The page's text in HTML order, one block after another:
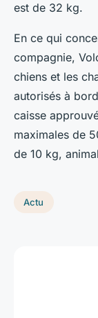
est de 32 kg.
En ce qui
compagnie,
chiens et les
autorisés à
caisse
maximales de
de 10 kg,
Actu